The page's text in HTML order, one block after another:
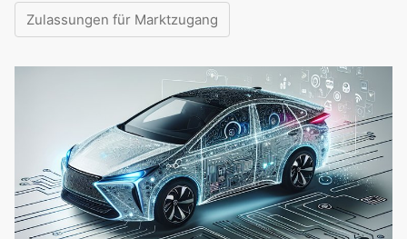
Zulassungen für Marktzugang